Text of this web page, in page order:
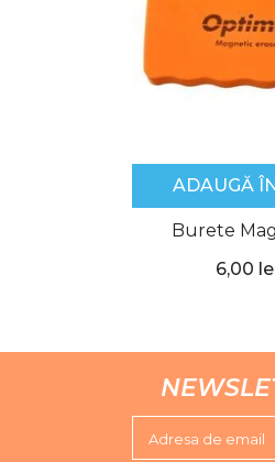
ADAUGĂ
Burete
Whiteboard,
6,00
Adresa de email